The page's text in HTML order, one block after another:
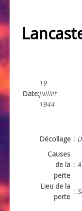
Date:
19
juillet
1944
Décollage :
Causes
de la
perte
:
Lieu de la
perte
: